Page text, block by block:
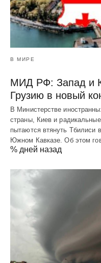
В МИРЕ
МИД РФ: Запад и
Грузию в новый
В Министерстве
страны, Киев и
пытаются втянуть Тбилиси
Южном Кавказе. Об этом
% дней назад